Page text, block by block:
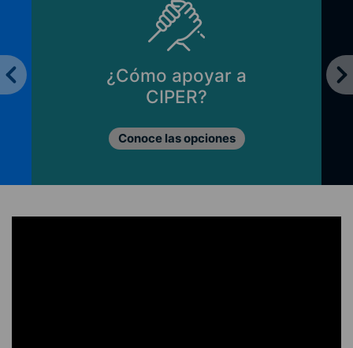
¿Cómo apoyar a
CIPER?
Conoce las opciones